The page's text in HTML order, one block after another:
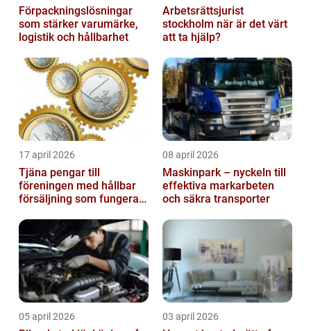
Förpackningslösningar
som stärker varumärke,
logistik och hållbarhet
Arbetsrättsjurist
stockholm när är det värt
att ta hjälp?
17 april 2026
Tjäna pengar till
föreningen med hållbar
försäljning som fungerar
08 april 2026
Maskinpark – nyckeln till
effektiva markarbeten
och säkra transporter
05 april 2026 03 april 2026